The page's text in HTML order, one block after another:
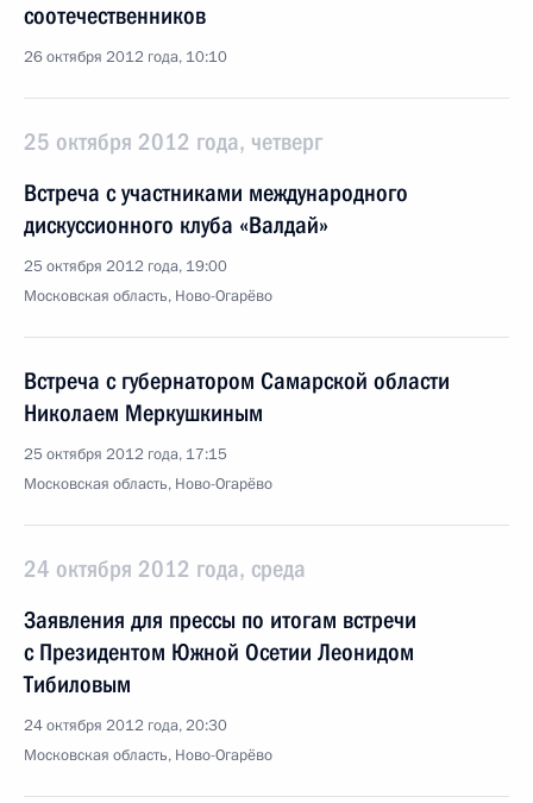
соотечественников
26 октября 2012 года, 10:10
25 октября 2012 года, четверг
Встреча с участниками международного
дискуссионного клуба «Валдай»
25 октября 2012 года, 19:00
Московская область, Ново-Огарёво
Встреча с губернатором Самарской области
Николаем Меркушкиным
25 октября 2012 года, 17:15
Московская область, Ново-Огарёво
24 октября 2012 года, среда
Заявления для прессы по итогам встречи
с Президентом Южной Осетии Леонидом
Тибиловым
24 октября 2012 года, 20:30
Московская область, Ново-Огарёво